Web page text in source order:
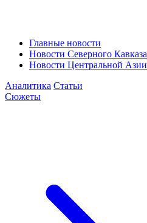
Главные новости
Новости Северного Кавказа
Новости Центральной Азии
Аналитика Статьи
Сюжеты